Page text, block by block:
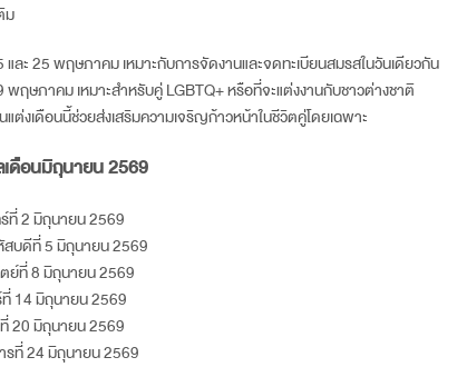
ม
และ 25 พฤษภาคม เหมาะกับการจัดงานและจดทะเบียนสมรสในวันเดียวกัน
พฤษภาคม เหมาะสำหรับคู่ LGBTQ+ หรือที่จะแต่งงานกับชาวต่างชาติ
แต่งเดือนนี้ช่วยส่งเสริมความเจริญก้าวหน้าในชีวิตคู่โดยเฉพาะ
ดือนมิถุนายน2569
ที่ 2 มิถุนายน2569
บดีที่ 5 มิถุนายน2569
ย์ที่ 8 มิถุนายน2569
ที่ 14 มิถุนายน2569
20 มิถุนายน2569
รที่ 24 มิถุนายน2569